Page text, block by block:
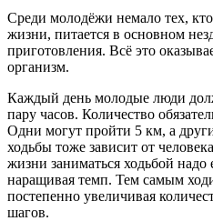
Среди молодёжи немало тех,
жизни, питается в основном
приготовления. Всё это
организм.
Каждый день молодые люди
пару часов. Количество
Одни могут пройти 5 км, а
ходьбы тоже зависит от
жизни заниматься ходьбой
наращивая темп. Тем самым
постепенно увеличивая
шагов.